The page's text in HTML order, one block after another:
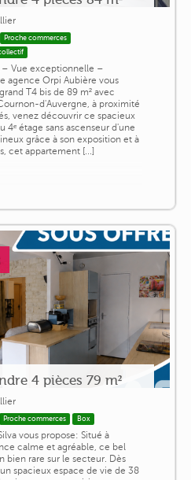
Proche commerces
– Vue exceptionnelle –
agence Orpi Aubière vous
T4 bis de 89 m² avec
d'Auvergne, à proximité
venez découvrir ce spacieux
4ᵉ étage sans ascenseur d'une
grâce à son exposition et à
cet appartement [...]
4 pièces 79 m²
Proche commerces Box
vous propose: Situé à
calme et agréable, ce bel
bien rare sur le secteur. Dès
spacieux espace de vie de 38